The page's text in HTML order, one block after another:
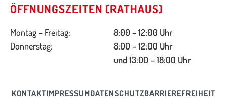
ÖFFNUNGSZEITEN (RATHAUS)
Montag – Freitag:
8:00 – 12:00 Uhr
Donnerstag:
8:00 – 12:00 Uhr
und 13:00 – 18:00 Uhr
KONTAKTIMPRESSUMDATENSCHUTZBARRIEREFREIHEIT